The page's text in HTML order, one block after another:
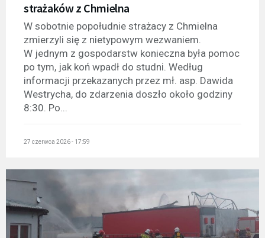
strażaków z Chmielna
W sobotnie popołudnie strażacy z Chmielna
zmierzyli się z nietypowym wezwaniem.
W jednym z gospodarstw konieczna była pomoc
po tym, jak koń wpadł do studni. Według
informacji przekazanych przez mł. asp. Dawida
Westrycha, do zdarzenia doszło około godziny
8:30. Po...
27 czerwca 2026 - 17:59